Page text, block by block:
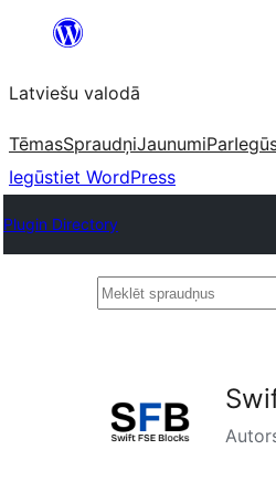
Pāriet
saturu
Latviešu valodā
TēmasSpraudņiJaunumiPar
Iegūstiet WordPress
Plugin Directory
Meklēt